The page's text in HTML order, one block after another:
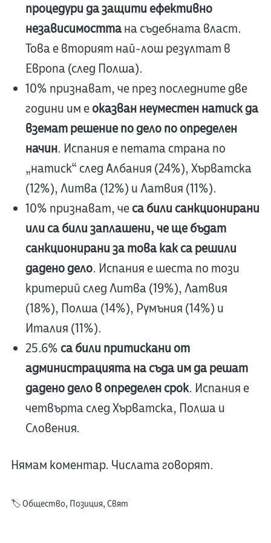
процедури да защити ефективно
независимосттана съдебната власт.
Това е вторият най-лош резултат в
Европа (след Полша).
10% признават, че през последните две
години им еоказван неуместен натиск да
вземат решение по дело по определен
начин. Испания е петата страна по
„натиск“ след Албания (24%), Хърватска
(12%), Литва (12%) и Латвия (11%).
10% признават, чеса били санкционирани
или са били заплашени, че ще бъдат
санкционирани за това как са решили
дадено дело. Испания е шеста по този
критерий след Литва (19%), Латвия
(18%), Полша (14%), Румъния (14%) и
Италия (11%).
25.6% са били притискани от
администрацията на съда им да решат
дадено дело в определен срок. Испания е
четвърта след Хърватска, Полша и
Словения.
Нямам коментар. Числата говорят.
🏷️Общество, Позиция, Свят